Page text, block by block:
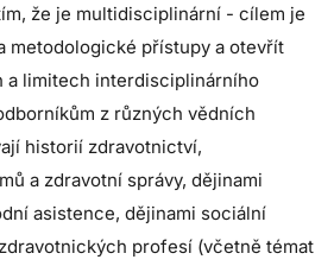
že je multidisciplinární - cílem je
metodologické přístupy a otevřít
a limitech interdisciplinárního
z různých vědních
historií zdravotnictví,
a zdravotní správy, dějinami
asistence, dějinami sociální
profesí (včetně témat